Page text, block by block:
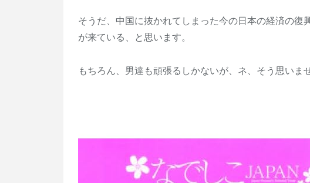
そうだ、中国に抜かれてしまった今の日本の経済の復
が来ている、と思います。
もちろん、男達も頑張るしかないが、ネ、そう思いま